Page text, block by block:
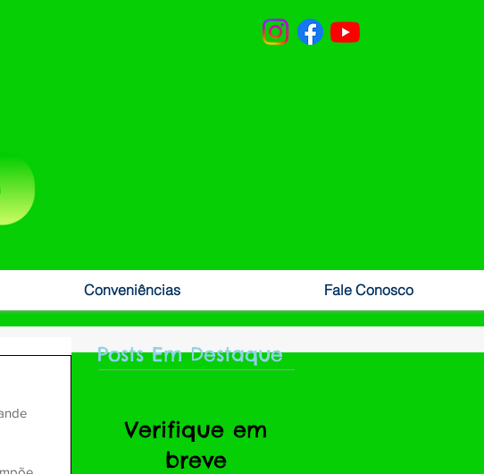
Conveniências Fale Conosco
Posts Em Destaque
Verifique em
breve